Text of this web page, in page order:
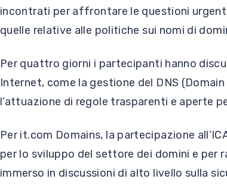
incontrati per affrontare le questioni
quelle relative alle politiche sui nomi di
Per quattro giorni i partecipanti hanno
Internet, come la gestione del DNS
l’attuazione di regole trasparenti e aperte
Per it.com Domains, la partecipazione
per lo sviluppo del settore dei domini e per
immerso in discussioni di alto livello sulla